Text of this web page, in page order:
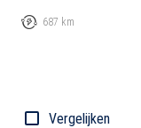
687 km
Vergelijken